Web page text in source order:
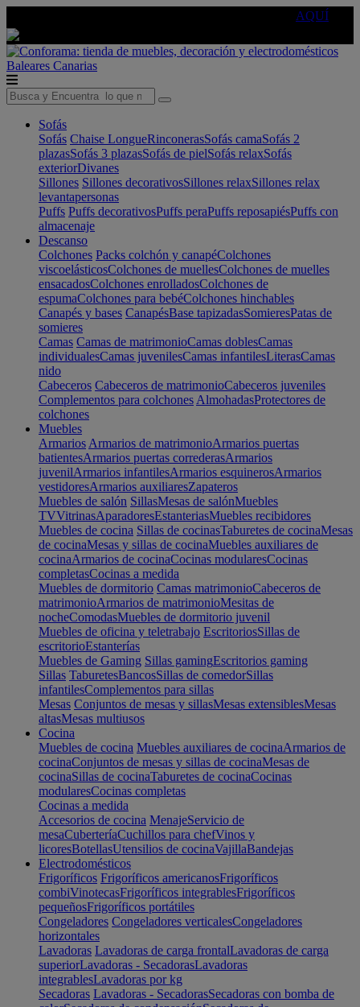
AQUÍ
Baleares Canarias
Sofás
Sofás Chaise LongueRinconerasSofás camaSofás 2
plazasSofás 3 plazasSofás de pielSofás relaxSofás
exteriorDivanes
Sillones Sillones decorativosSillones relaxSillones relax
levantapersonas
Puffs Puffs decorativosPuffs peraPuffs reposapiésPuffs con
almacenaje
Descanso
Colchones Packs colchón y canapéColchones
viscoelásticosColchones de muellesColchones de muelles
ensacadosColchones enrolladosColchones de
espumaColchones para bebéColchones hinchables
Canapés y bases CanapésBase tapizadasSomieresPatas de
somieres
Camas Camas de matrimonioCamas doblesCamas
individualesCamas juvenilesCamas infantilesLiterasCamas
nido
Cabeceros Cabeceros de matrimonioCabeceros juveniles
Complementos para colchones AlmohadasProtectores de
colchones
Muebles
Armarios Armarios de matrimonioArmarios puertas
batientesArmarios puertas correderasArmarios
juvenilArmarios infantilesArmarios esquinerosArmarios
vestidoresArmarios auxiliaresZapateros
Muebles de salón SillasMesas de salónMuebles
TVVitrinasAparadoresEstanteriasMuebles recibidores
Muebles de cocina Sillas de cocinasTaburetes de cocinaMesas
de cocinaMesas y sillas de cocinaMuebles auxiliares de
cocinaArmarios de cocinaCocinas modularesCocinas
completasCocinas a medida
Muebles de dormitorio Camas matrimonioCabeceros de
matrimonioArmarios de matrimonioMesitas de
nocheComodasMuebles de dormitorio juvenil
Muebles de oficina y teletrabajo EscritoriosSillas de
escritorioEstanterías
Muebles de Gaming Sillas gamingEscritorios gaming
Sillas TaburetesBancosSillas de comedorSillas
infantilesComplementos para sillas
Mesas Conjuntos de mesas y sillasMesas extensiblesMesas
altasMesas multiusos
Cocina
Muebles de cocina Muebles auxiliares de cocinaArmarios de
cocinaConjuntos de mesas y sillas de cocinaMesas de
cocinaSillas de cocinaTaburetes de cocinaCocinas
modularesCocinas completas
Cocinas a medida
Accesorios de cocina MenajeServicio de
mesaCuberteríaCuchillos para chefVinos y
licoresBotellasUtensilios de cocinaVajillaBandejas
Electrodomésticos
Frigoríficos Frigoríficos americanosFrigoríficos
combiVinotecasFrigoríficos integrablesFrigoríficos
pequeñosFrigoríficos portátiles
Congeladores Congeladores verticalesCongeladores
horizontales
Lavadoras Lavadoras de carga frontalLavadoras de carga
superiorLavadoras - SecadorasLavadoras
integrablesLavadoras por kg
Secadoras Lavadoras - SecadorasSecadoras con bomba de